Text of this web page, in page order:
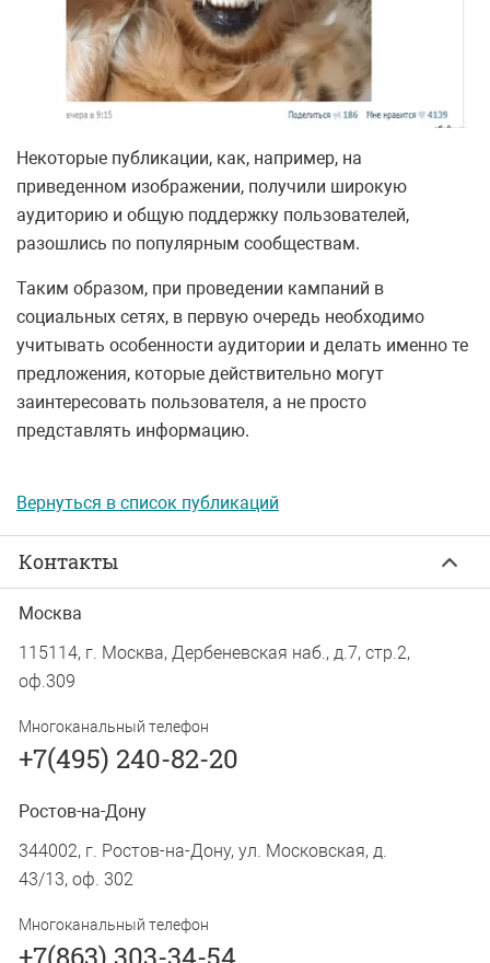
Некоторые публикации, как, например, на
приведенном изображении, получили широкую
аудиторию и общую поддержку пользователей,
разошлись по популярным сообществам.
Таким образом, при проведении кампаний в
социальных сетях, в первую очередь необходимо
учитывать особенности аудитории и делать именно те
предложения, которые действительно могут
заинтересовать пользователя, а не просто
представлять информацию.
Вернуться в список публикаций
Контакты
Москва
115114, г. Москва, Дербеневская наб., д.7, стр.2,
оф.309
Многоканальный телефон
+7(495) 240-82-20
Ростов-на-Дону
344002, г. Ростов-на-Дону, ул. Московская, д.
43/13, оф. 302
Многоканальный телефон